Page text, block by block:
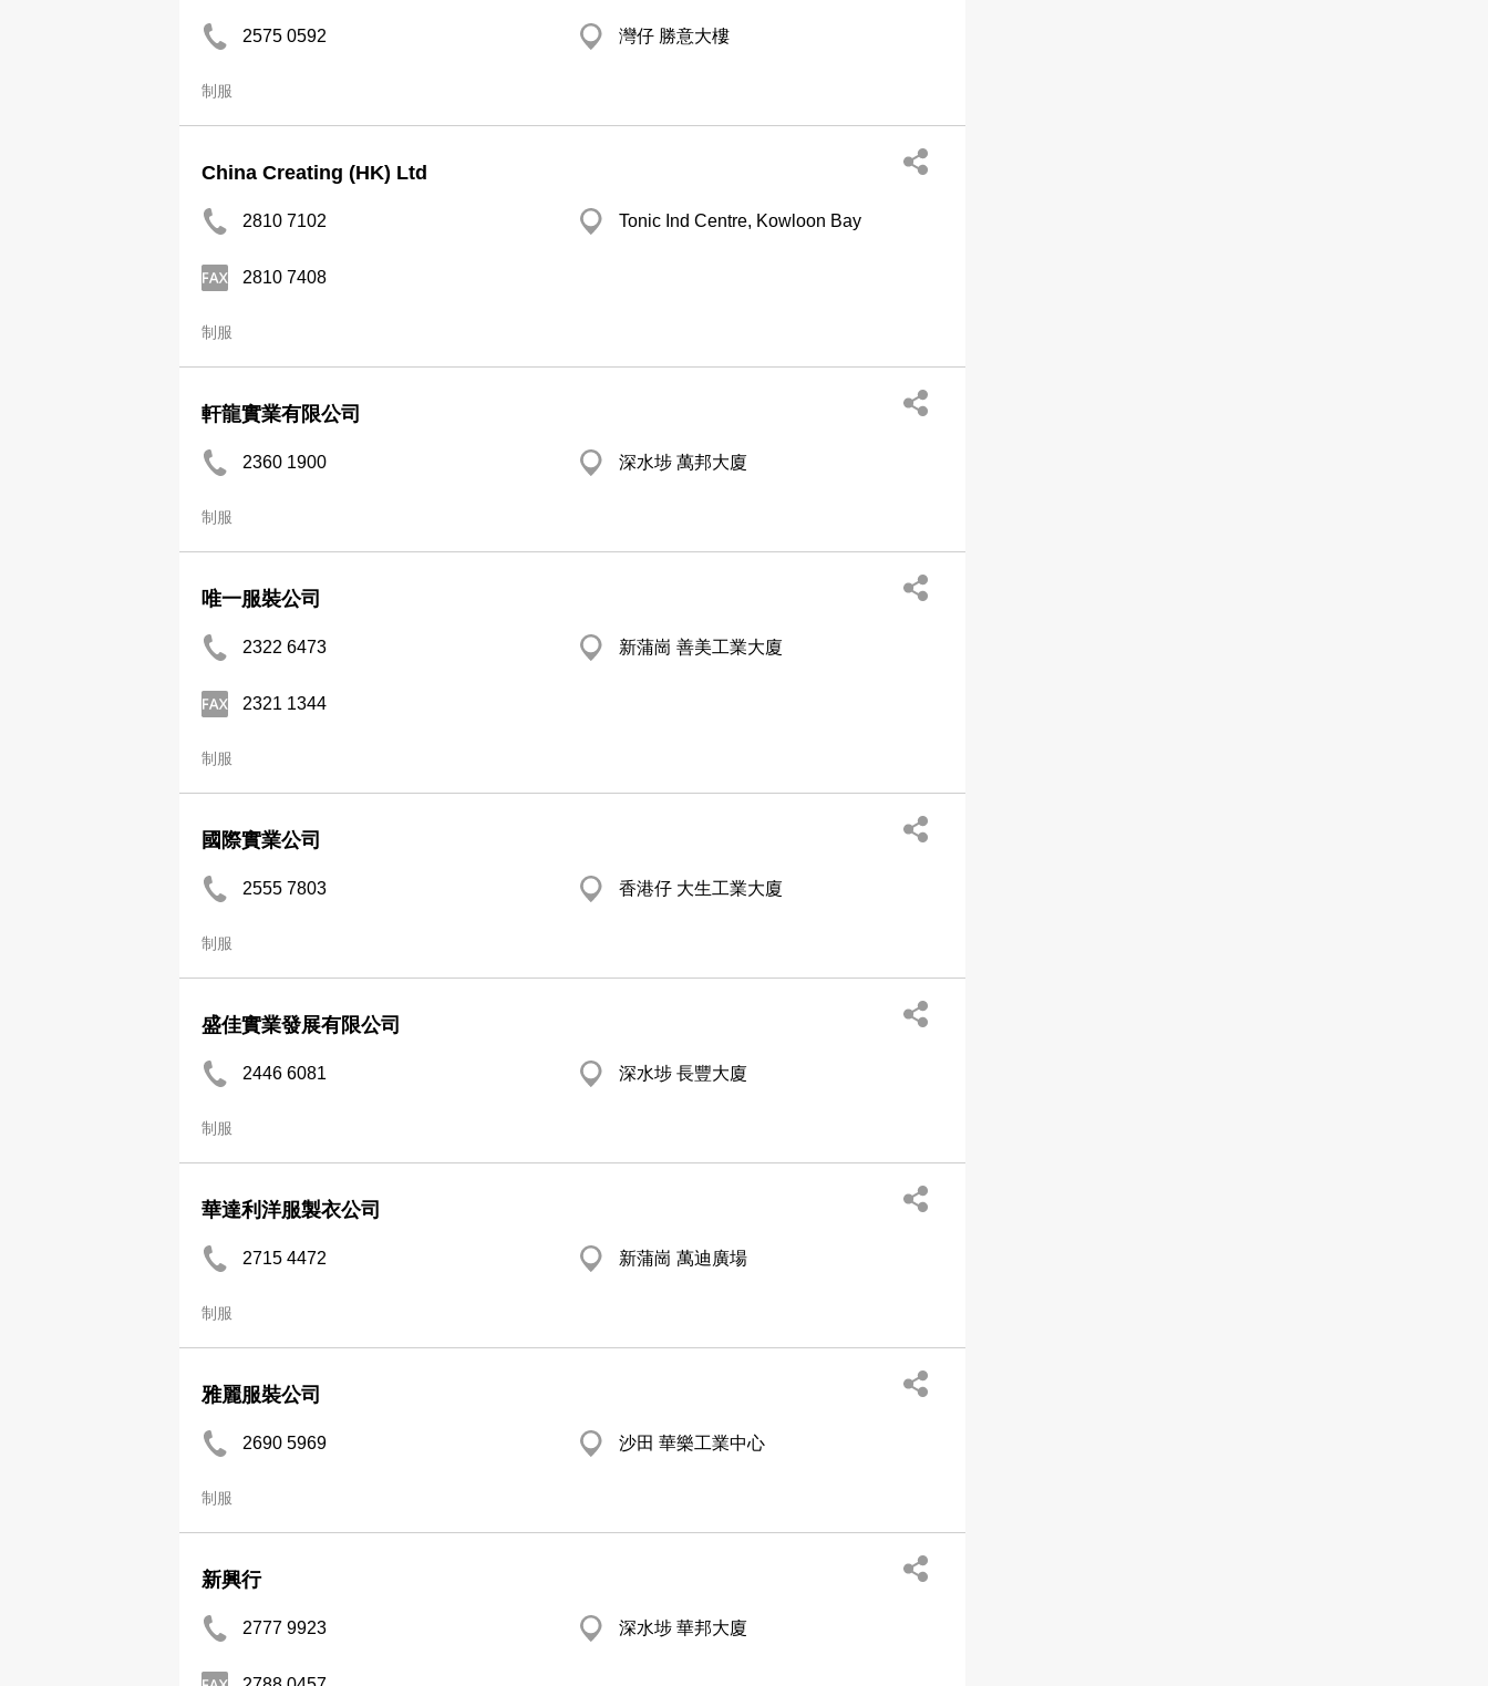
2575 0592 灣仔 勝意大樓
制服
China Creating (HK) Ltd
2810 7102 Tonic Ind Centre, Kowloon Bay
2810 7408
制服
軒龍實業有限公司
2360 1900 深水埗 萬邦大廈
制服
唯一服裝公司
2322 6473 新蒲崗 善美工業大廈
2321 1344
制服
國際實業公司
2555 7803 香港仔 大生工業大廈
制服
盛佳實業發展有限公司
2446 6081 深水埗 長豐大廈
制服
華達利洋服製衣公司
2715 4472 新蒲崗 萬迪廣場
制服
雅麗服裝公司
2690 5969 沙田 華樂工業中心
制服
新興行
2777 9923 深水埗 華邦大廈